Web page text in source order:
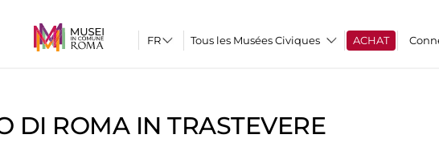
Tous les Musées Civiques ACHAT
DI ROMA IN TRASTEVERE